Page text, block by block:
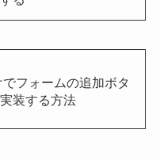
フォームの追加ボタ
装する方法